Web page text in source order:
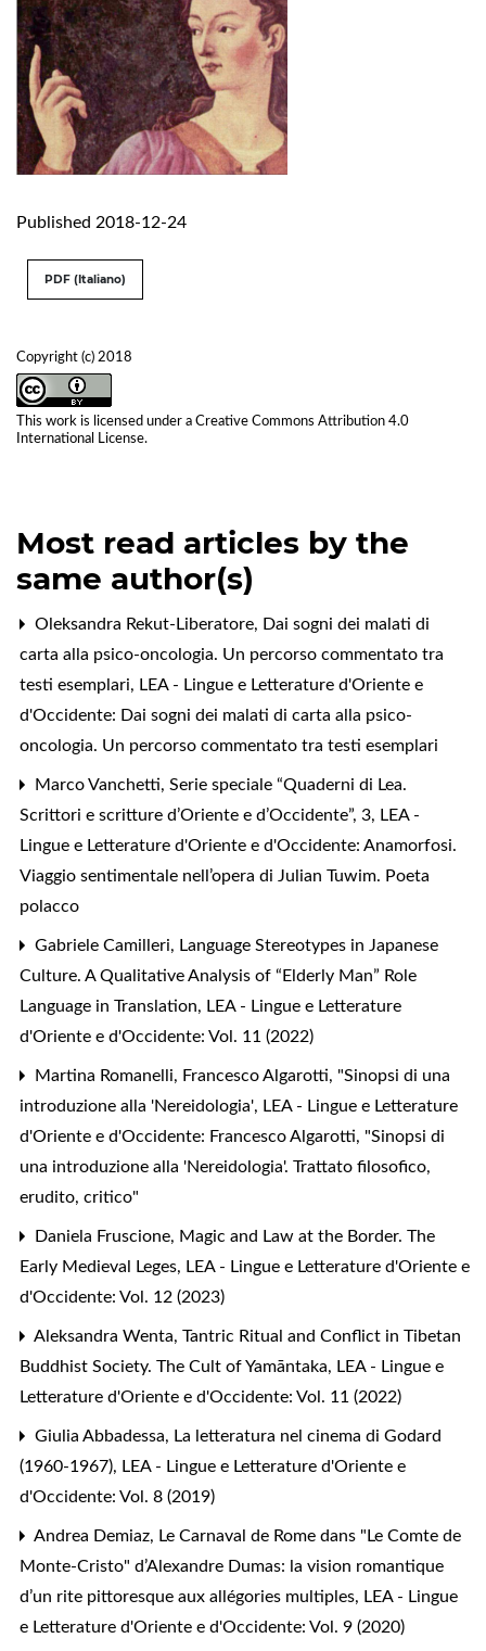
Published 2018-12-24
Copyright (c) 2018
This work is licensed under a Creative Commons Attribution 4.0
International License.
PDF (Italiano)
Most read articles by the
same author(s)
Oleksandra Rekut-Liberatore, Dai sogni dei malati di
carta alla psico-oncologia. Un percorso commentato tra
testi esemplari, LEA - Lingue e Letterature d'Oriente e
d'Occidente: Dai sogni dei malati di carta alla psico-
oncologia. Un percorso commentato tra testi esemplari
Marco Vanchetti, Serie speciale “Quaderni di Lea.
Scrittori e scritture d’Oriente e d’Occidente”, 3, LEA -
Lingue e Letterature d'Oriente e d'Occidente: Anamorfosi.
Viaggio sentimentale nell’opera di Julian Tuwim. Poeta
polacco
Gabriele Camilleri, Language Stereotypes in Japanese
Culture. A Qualitative Analysis of “Elderly Man” Role
Language in Translation, LEA - Lingue e Letterature
d'Oriente e d'Occidente: Vol. 11 (2022)
Martina Romanelli, Francesco Algarotti, "Sinopsi di una
introduzione alla 'Nereidologia', LEA - Lingue e Letterature
d'Oriente e d'Occidente: Francesco Algarotti, "Sinopsi di
una introduzione alla 'Nereidologia'. Trattato filosofico,
erudito, critico"
Daniela Fruscione, Magic and Law at the Border. The
Early Medieval Leges, LEA - Lingue e Letterature d'Oriente e
d'Occidente: Vol. 12 (2023)
Aleksandra Wenta, Tantric Ritual and Conflict in Tibetan
Buddhist Society. The Cult of Yamāntaka, LEA - Lingue e
Letterature d'Oriente e d'Occidente: Vol. 11 (2022)
Giulia Abbadessa, La letteratura nel cinema di Godard
(1960-1967), LEA - Lingue e Letterature d'Oriente e
d'Occidente: Vol. 8 (2019)
Andrea Demiaz, Le Carnaval de Rome dans "Le Comte de
Monte-Cristo" d’Alexandre Dumas: la vision romantique
d’un rite pittoresque aux allégories multiples, LEA - Lingue
e Letterature d'Oriente e d'Occidente: Vol. 9 (2020)